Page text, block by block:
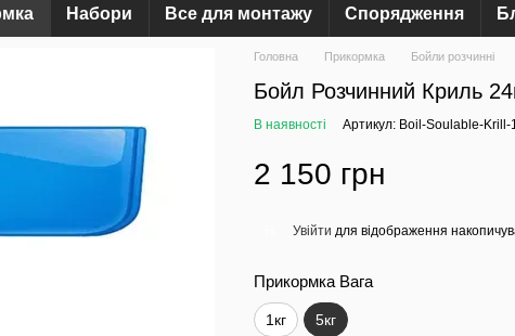
Набори Все для монтажу Спорядження
Головна Прикормка Бойли розчинні
Бойл Розчинний Криль
В наявності Артикул: Boil-Soulable-Krill-
2 150 грн
Увійти для відображення
Прикормка Вага
1кг 5кг